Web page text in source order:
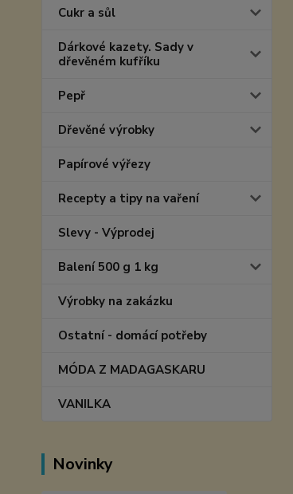
Cukr a sůl
Dárkové kazety. Sady v
dřevěném kufříku
Pepř
Dřevěné výrobky
Papírové výřezy
Recepty a tipy na vaření
Slevy - Výprodej
Balení 500 g 1 kg
Výrobky na zakázku
Ostatní - domácí potřeby
MÓDA Z MADAGASKARU
VANILKA
Novinky